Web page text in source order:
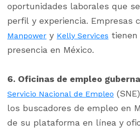
oportunidades laborales que
perfil y experiencia. Empresas
Manpower y Kelly Services
presencia en México.
6. Oficinas de empleo
Servicio Nacional de Empleo
los buscadores de empleo en
de su plataforma en línea y